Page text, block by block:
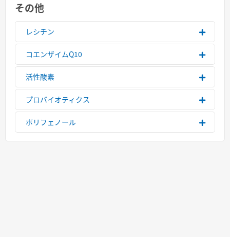
その他
レシチン
コエンザイムQ10
活性酸素
プロバイオティクス
ポリフェノール